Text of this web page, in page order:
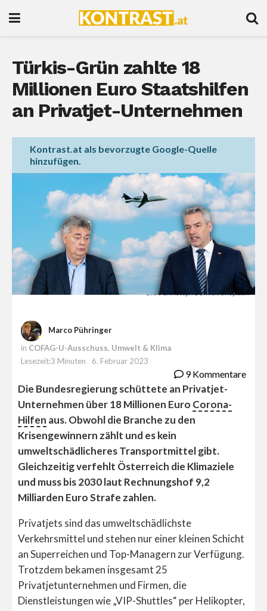
Türkis-Grün zahlte 18
Millionen Euro Staatshilfen
an Privatjet-Unternehmen
Kontrast.at als bevorzugte Google-Quelle
hinzufügen.
BKA/Christoph Dunker, Unsplash
Marco Pühringer
in COFAG-U-Ausschuss, Umwelt & Klima
Lesezeit:3 Minuten
6. Februar 2023
9 Kommentare
Die Bundesregierung schüttete an Privatjet-
Unternehmen über 18 Millionen Euro Corona-
Hilfen aus. Obwohl die Branche zu den
Krisengewinnern zählt und es kein
umweltschädlicheres Transportmittel gibt.
Gleichzeitig verfehlt Österreich die Klimaziele
und muss bis 2030 laut Rechnungshof 9,2
Milliarden Euro Strafe zahlen.
Privatjets sind das umweltschädlichste
Verkehrsmittel und stehen nur einer kleinen Schicht
an Superreichen und Top-Managern zur Verfügung.
Trotzdem bekamen insgesamt 25
Privatjetunternehmen und Firmen, die
Dienstleistungen wie „VIP-Shuttles“ per Helikopter,